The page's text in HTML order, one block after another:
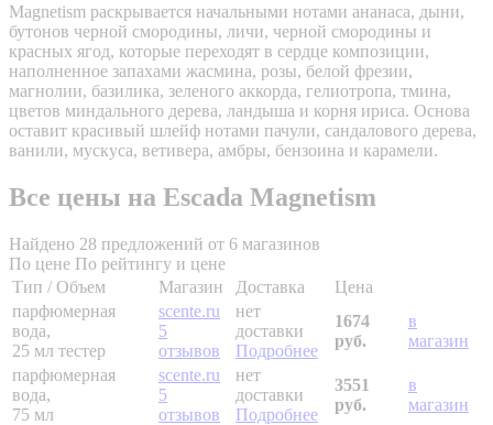
Magnetism раскрывается начальными нотами ананаса, дыни,
бутонов черной смородины, личи, черной смородины и
красных ягод, которые переходят в сердце композиции,
наполненное запахами жасмина, розы, белой фрезии,
магнолии, базилика, зеленого аккорда, гелиотропа, тмина,
цветов миндального дерева, ландыша и корня ириса. Основа
оставит красивый шлейф нотами пачули, сандалового дерева,
ванили, мускуса, ветивера, амбры, бензоина и карамели.
Все цены на Escada Magnetism
Найдено 28 предложений от 6 магазинов
По цене По рейтингу и цене
Тип / Объем
Магазин Доставка
Цена
парфюмерная
вода,
25 мл тестер
scente.ru
5
отзывов
нет
доставки
Подробнее
1674
руб.
в
магазин
парфюмерная
вода,
75 мл
scente.ru
5
отзывов
нет
доставки
Подробнее
3551
руб.
в
магазин